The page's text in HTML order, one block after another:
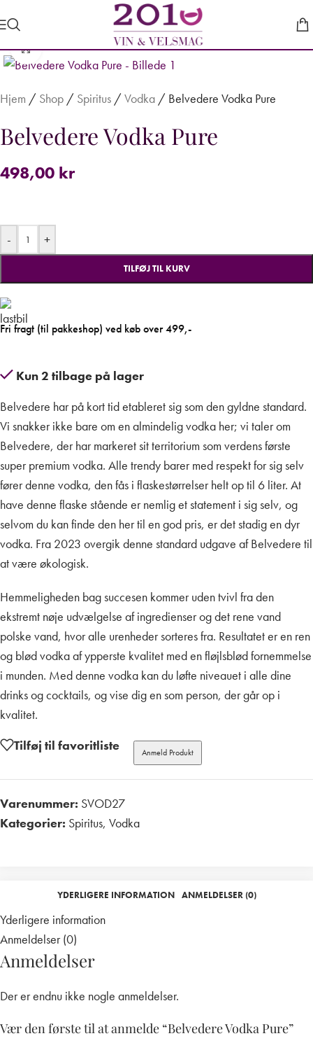
Forstør
Hjem / Shop / Spiritus / Vodka / Belvedere Vodka Pure
Belvedere Vodka Pure
498,00 kr
- +
TILFØJ TIL KURV
Fri fragt (til pakkeshop) ved køb over 499,-
Kun 2 tilbage på lager
Belvedere har på kort tid etableret sig som den gyldne standard.
Vi snakker ikke bare om en almindelig vodka her; vi taler om
Belvedere, der har markeret sit territorium som verdens første
super premium vodka. Alle trendy barer med respekt for sig selv
fører denne vodka, den fås i flaskestørrelser helt op til 6 liter. At
have denne flaske stående er nemlig et statement i sig selv, og
selvom du kan finde den her til en god pris, er det stadig en dyr
vodka. Fra 2023 overgik denne standard udgave af Belvedere til
at være økologisk.
Hemmeligheden bag succesen kommer uden tvivl fra den
ekstremt nøje udvælgelse af ingredienser og det rene vand
polske vand, hvor alle urenheder sorteres fra. Resultatet er en ren
og blød vodka af ypperste kvalitet med en fløjlsblød fornemmelse
i munden. Med denne vodka kan du løfte niveauet i alle dine
drinks og cocktails, og vise dig en som person, der går op i
kvalitet.
Tilføj til favoritliste
Anmeld Produkt
Varenummer: SVOD27
Kategorier: Spiritus, Vodka
YDERLIGERE INFORMATION ANMELDELSER (0)
Yderligere information
Anmeldelser (0)
Anmeldelser
Der er endnu ikke nogle anmeldelser.
Vær den første til at anmelde “Belvedere Vodka Pure”